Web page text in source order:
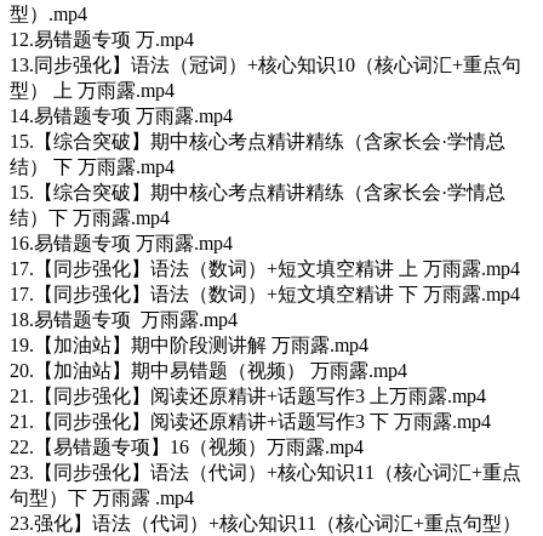
型）.mp4
12.易错题专项 万.mp4
13.同步强化】语法（冠词）+核心知识10（核心词汇+重点句
型） 上 万雨露.mp4
14.易错题专项 万雨露.mp4
15.【综合突破】期中核心考点精讲精练（含家长会·学情总
结） 下 万雨露.mp4
15.【综合突破】期中核心考点精讲精练（含家长会·学情总
结）下 万雨露.mp4
16.易错题专项 万雨露.mp4
17.【同步强化】语法（数词）+短文填空精讲 上 万雨露.mp4
17.【同步强化】语法（数词）+短文填空精讲 下 万雨露.mp4
18.易错题专项 万雨露.mp4
19.【加油站】期中阶段测讲解 万雨露.mp4
20.【加油站】期中易错题（视频） 万雨露.mp4
21.【同步强化】阅读还原精讲+话题写作3 上万雨露.mp4
21.【同步强化】阅读还原精讲+话题写作3 下 万雨露.mp4
22.【易错题专项】16（视频）万雨露.mp4
23.【同步强化】语法（代词）+核心知识11（核心词汇+重点
句型）下 万雨露 .mp4
23.强化】语法（代词）+核心知识11（核心词汇+重点句型）